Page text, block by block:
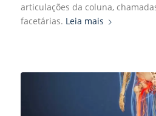
articulações da coluna,
facetárias. Leia mais